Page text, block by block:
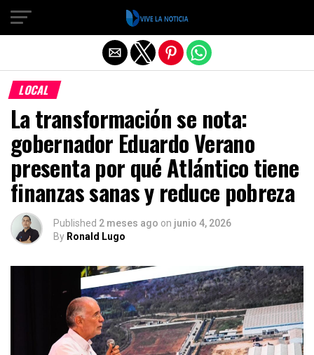
LOCAL
La transformación se nota:
gobernador Eduardo Verano
presenta por qué Atlántico tiene
finanzas sanas y reduce pobreza
Published 2 meses ago on junio 4, 2026
By Ronald Lugo
Salir de la versión móvil